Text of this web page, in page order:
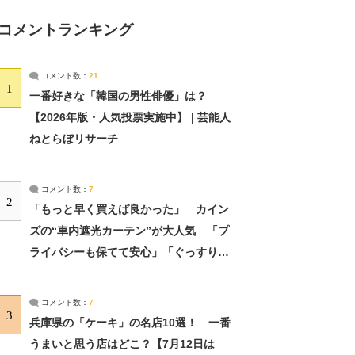
メントランキング
1
コメント数： 21
一番好きな「韓国の男性俳優」は？
【2026年版・人気投票実施中】 | 芸能人
ねとらぼリサーチ
2
コメント数： 7
「もっと早く買えば良かった」 カイン
ズの“車内遮光カーテン”が大人気 「プ
ライバシーも保てて安心」「ぐっすり眠
3
コメント数： 7
兵庫県の「ケーキ」の名店10選！ 一番
うまいと思う店はどこ？【7月12日は